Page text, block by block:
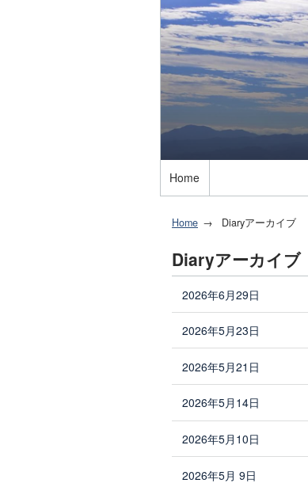
Home
Home Diaryアーカイブ
Diaryアーカイブ
2026年6月29日
2026年5月23日
2026年5月21日
2026年5月14日
2026年5月10日
2026年5月 9日